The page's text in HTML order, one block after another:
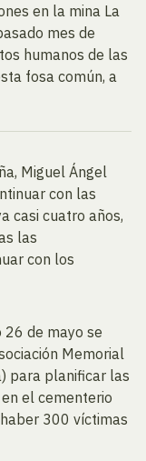
en la mina La
mes de
humanos de las
fosa común, a
Miguel Ángel
con las
casi cuatro años,
las
con los
de mayo se
Memorial
para planificar las
el cementerio
300 víctimas